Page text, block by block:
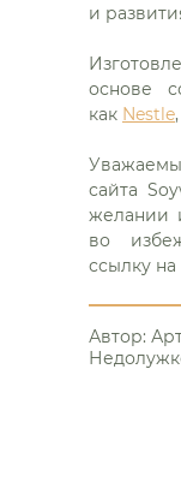
и
основе
как Nestle,
сайта
желании
во
ссылку на
Автор: